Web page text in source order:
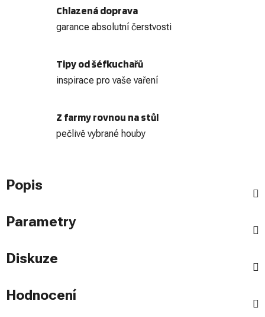
Chlazená doprava
garance absolutní čerstvosti
Tipy od šéfkuchařů
inspirace pro vaše vaření
Z farmy rovnou na stůl
pečlivě vybrané houby
Popis
Parametry
Diskuze
Hodnocení